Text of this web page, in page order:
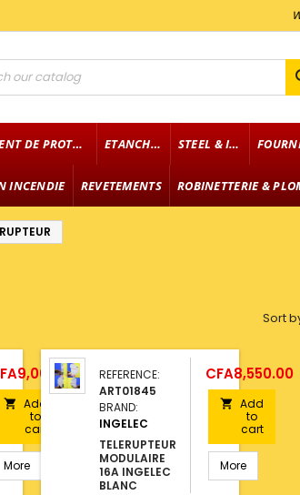
EQUIPEMENT DE PROTECTION ETANCHEITE STEEL & IRON
INCENDIE REVETEMENTS ROBINETTERIE &
Sort

Add
to
cart
More
REFERENCE:
ART01845
BRAND:
INGELEC
TELERUPTEUR
MODULAIRE
16A INGELEC
BLANC
Price
CFA8,550.00

Add
to
cart
More